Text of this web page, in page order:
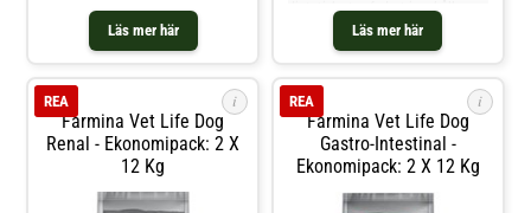
Läs mer här
mycket lättsmälta kolhydrater
från dinkel och havre. Detta
säkerställer ett optimalt
Läs mer här
lättsmälta ingredienser som
risstärkelse och hydrolyserat
fiskprotein. Med en reducerad
fiskoljor ger det din f
i
Farmina Vet Life Dog
Renal - Ekonomipack: 2 X
12 Kg
REA i
Farmina Vet Life Dog
Gastro-Intestinal -
Ekonomipack: 2 X 12 Kg
REA